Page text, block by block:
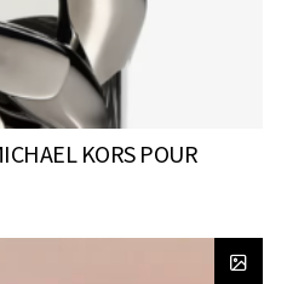
KORS POUR